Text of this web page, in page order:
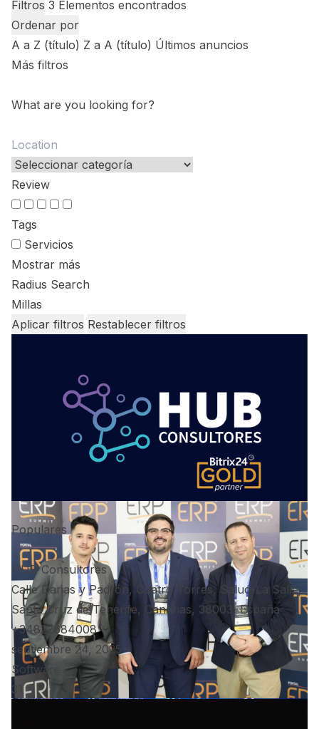
Filtros 3 Elementos encontrados
Ordenar por
A a Z (título) Z a A (título) Últimos anuncios
Más filtros
What are you looking for?
Review
Tags
Servicios
Mostrar más
Radius Search
Millas
Aplicar filtros Restablecer filtros
Populares
HUB Consultores
Calle Darias y Padrón, Cuatro Torres, Salud-La Salle,
Santa Cruz de Tenerife, Canarias, 38003, España
+34822684008
septiembre 24, 2025
Software
31